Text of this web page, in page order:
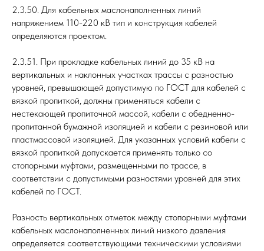
2.3.50. Для кабельных маслонаполненных линий
напряжением 110-220 кВ тип и конструкция кабелей
определяются проектом.
2.3.51. При прокладке кабельных линий до 35 кВ на
вертикальных и наклонных участках трассы с разностью
уровней, превышающей допустимую по ГОСТ для кабелей с
вязкой пропиткой, должны применяться кабели с
нестекающей пропиточной массой, кабели с обедненно-
пропитанной бумажной изоляцией и кабели с резиновой или
пластмассовой изоляцией. Для указанных условий кабели с
вязкой пропиткой допускается применять только со
стопорными муфтами, размещенными по трассе, в
соответствии с допустимыми разностями уровней для этих
кабелей по ГОСТ.
Разность вертикальных отметок между стопорными муфтами
кабельных маслонаполненных линий низкого давления
определяется соответствующими техническими условиями